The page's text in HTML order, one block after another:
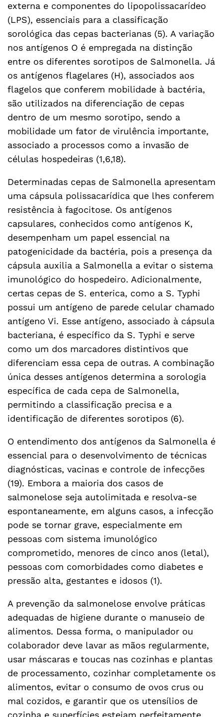
externa e componentes do lipopolissacarídeo
(LPS), essenciais para a classificação
sorológica das cepas bacterianas (5). A variação
nos antígenos O é empregada na distinção
entre os diferentes sorotipos de Salmonella. Já
os antígenos flagelares (H), associados aos
flagelos que conferem mobilidade à bactéria,
são utilizados na diferenciação de cepas
dentro de um mesmo sorotipo, sendo a
mobilidade um fator de virulência importante,
associado a processos como a invasão de
células hospedeiras (1,6,18).
Determinadas cepas de Salmonella apresentam
uma cápsula polissacarídica que lhes conferem
resistência à fagocitose. Os antígenos
capsulares, conhecidos como antígenos K,
desempenham um papel essencial na
patogenicidade da bactéria, pois a presença da
cápsula auxilia a Salmonella a evitar o sistema
imunológico do hospedeiro. Adicionalmente,
certas cepas de S. enterica, como a S. Typhi
possui um antígeno de parede celular chamado
antígeno Vi. Esse antígeno, associado à cápsula
bacteriana, é específico da S. Typhi e serve
como um dos marcadores distintivos que
diferenciam essa cepa de outras. A combinação
única desses antígenos determina a sorologia
específica de cada cepa de Salmonella,
permitindo a classificação precisa e a
identificação de diferentes sorotipos (6).
O entendimento dos antígenos da Salmonella é
essencial para o desenvolvimento de técnicas
diagnósticas, vacinas e controle de infecções
(19). Embora a maioria dos casos de
salmonelose seja autolimitada e resolva-se
espontaneamente, em alguns casos, a infecção
pode se tornar grave, especialmente em
pessoas com sistema imunológico
comprometido, menores de cinco anos (letal),
pessoas com comorbidades como diabetes e
pressão alta, gestantes e idosos (1).
A prevenção da salmonelose envolve práticas
adequadas de higiene durante o manuseio de
alimentos. Dessa forma, o manipulador ou
colaborador deve lavar as mãos regularmente,
usar máscaras e toucas nas cozinhas e plantas
de processamento, cozinhar completamente os
alimentos, evitar o consumo de ovos crus ou
mal cozidos, e garantir que os utensílios de